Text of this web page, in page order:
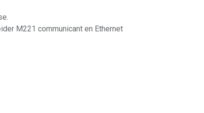
M221 communicant en Ethernet